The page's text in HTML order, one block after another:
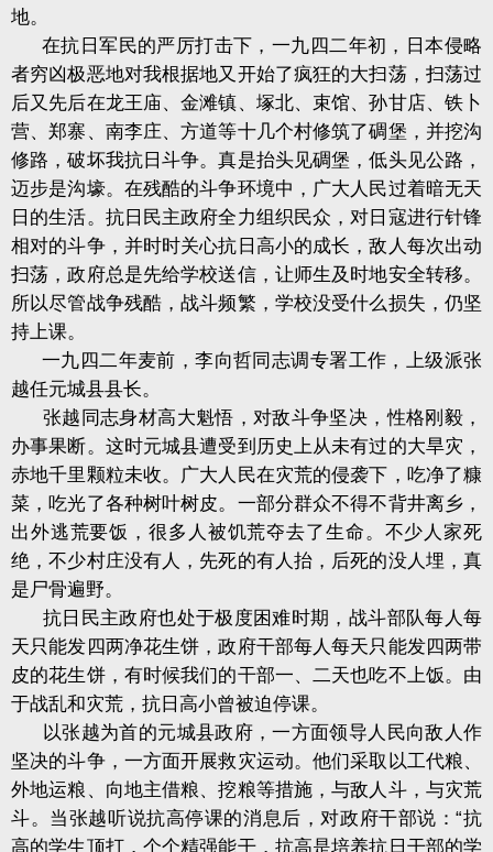
地。
在抗日军民的严厉打击下，一九四二年初，日本侵略
者穷凶极恶地对我根据地又开始了疯狂的大扫荡，扫荡过
后又先后在龙王庙、金滩镇、塚北、束馆、孙甘店、铁卜
营、郑寨、南李庄、方道等十几个村修筑了碉堡，并挖沟
修路，破坏我抗日斗争。真是抬头见碉堡，低头见公路，
迈步是沟壕。在残酷的斗争环境中，广大人民过着暗无天
日的生活。抗日民主政府全力组织民众，对日寇进行针锋
相对的斗争，并时时关心抗日高小的成长，敌人每次出动
扫荡，政府总是先给学校送信，让师生及时地安全转移。
所以尽管战争残酷，战斗频繁，学校没受什么损失，仍坚
持上课。
一九四二年麦前，李向哲同志调专署工作，上级派张
越任元城县县长。
张越同志身材高大魁悟，对敌斗争坚决，性格刚毅，
办事果断。这时元城县遭受到历史上从未有过的大旱灾，
赤地千里颗粒未收。广大人民在灾荒的侵袭下，吃净了糠
菜，吃光了各种树叶树皮。一部分群众不得不背井离乡，
出外逃荒要饭，很多人被饥荒夺去了生命。不少人家死
绝，不少村庄没有人，先死的有人抬，后死的没人埋，真
是尸骨遍野。
抗日民主政府也处于极度困难时期，战斗部队每人每
天只能发四两净花生饼，政府干部每人每天只能发四两带
皮的花生饼，有时候我们的干部一、二天也吃不上饭。由
于战乱和灾荒，抗日高小曾被迫停课。
以张越为首的元城县政府，一方面领导人民向敌人作
坚决的斗争，一方面开展救灾运动。他们采取以工代粮、
外地运粮、向地主借粮、挖粮等措施，与敌人斗，与灾荒
斗。当张越听说抗高停课的消息后，对政府干部说：“抗
高的学生顶打，个个精强能干，抗高是培养抗日干部的学